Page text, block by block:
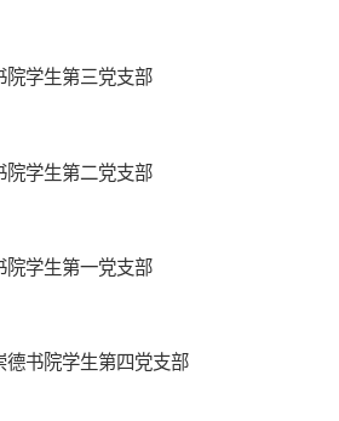
院学生第三党支部
院学生第二党支部
院学生第一党支部
德书院学生第四党支部